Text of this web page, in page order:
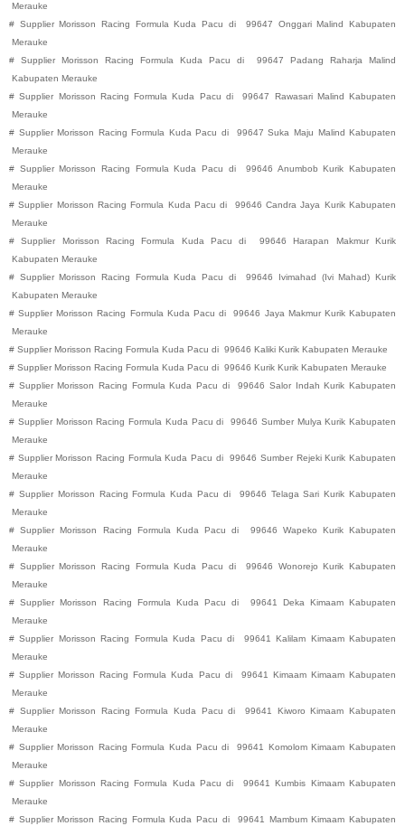
Merauke
# Supplier Morisson Racing Formula Kuda Pacu di 99647 Onggari Malind
Kabupaten
Merauke
#
Supplier Morisson Racing Formula Kuda Pacu di 99647 Padang Raharja
Malind
Kabupaten Merauke
# Supplier Morisson Racing Formula Kuda Pacu di 99647 Rawasari Malind Kabupaten
Merauke
# Supplier Morisson Racing Formula Kuda Pacu di 99647 Suka Maju Malind Kabupaten
Merauke
# Supplier Morisson Racing Formula Kuda Pacu di 99646 Anumbob Kurik Kabupaten
Merauke
# Supplier Morisson Racing Formula Kuda Pacu di 99646 Candra Jaya Kurik Kabupaten
Merauke
#
Supplier Morisson Racing Formula Kuda Pacu di 99646 Harapan Makmur
Kurik
Kabupaten Merauke
# Supplier Morisson Racing Formula Kuda Pacu di 99646 Ivimahad (Ivi Mahad) Kurik
Kabupaten Merauke
# Supplier Morisson Racing Formula Kuda Pacu di 99646 Jaya Makmur Kurik Kabupaten
Merauke
# Supplier Morisson Racing Formula Kuda Pacu di 99646 Kaliki Kurik Kabupaten Merauke
# Supplier Morisson Racing Formula Kuda Pacu di 99646 Kurik Kurik Kabupaten Merauke
# Supplier Morisson Racing Formula Kuda Pacu di 99646 Salor Indah Kurik Kabupaten
Merauke
# Supplier Morisson Racing Formula Kuda Pacu di 99646 Sumber Mulya Kurik Kabupaten
Merauke
# Supplier Morisson Racing Formula Kuda Pacu di 99646 Sumber Rejeki Kurik Kabupaten
Merauke
# Supplier Morisson Racing Formula Kuda Pacu di 99646 Telaga Sari Kurik Kabupaten
Merauke
# Supplier Morisson Racing Formula Kuda Pacu di 99646 Wapeko Kurik Kabupaten
Merauke
# Supplier Morisson Racing Formula Kuda Pacu di 99646 Wonorejo Kurik Kabupaten
Merauke
# Supplier Morisson Racing Formula Kuda Pacu di 99641 Deka Kimaam Kabupaten
Merauke
# Supplier Morisson Racing Formula Kuda Pacu di 99641 Kalilam Kimaam Kabupaten
Merauke
# Supplier Morisson Racing Formula Kuda Pacu di 99641 Kimaam Kimaam Kabupaten
Merauke
# Supplier Morisson Racing Formula Kuda Pacu di 99641 Kiworo Kimaam Kabupaten
Merauke
# Supplier Morisson Racing Formula Kuda Pacu di 99641 Komolom Kimaam Kabupaten
Merauke
# Supplier Morisson Racing Formula Kuda Pacu di 99641 Kumbis Kimaam Kabupaten
Merauke
# Supplier Morisson Racing Formula Kuda Pacu di 99641 Mambum Kimaam Kabupaten